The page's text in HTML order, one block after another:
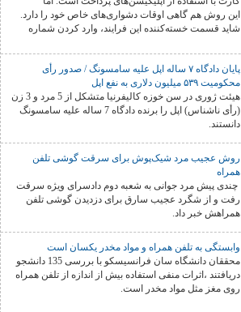
این روش هم گاهی اوقات دشواری‌های خاص خود را دارد.
شاید قسمت خسته‌کننده این فرایند، وارد کردن شماره
پایان دادگاه ۷ ساله اپل علیه سامسونگ / صدور رأی
محکومیت ۵۳۹ میلیون دلاری به نفع اپل
هیئت ژوری در سن خوزه کالیفرنیا متشکل از 5 مرد و 3 زن
(رأی ناشناس) اپل را برنده دادگاه 7 ساله علیه سامسونگ
دانستند.
روش عجیب مرد شیک‌پوش برای سرقت گوشی تلفن
همراه
چندی پیش مرد جوانی به شعبه دوم دادسرای ویژه سرقت
رفت و از شگرد عجیب سارق برای دزدیدن گوشی تلفن
همراهش خبر داد.
وابستگی به تلفن همراه و مواد مخدر یکسان است
محققان دانشگاه سان فرانسیسکو با بررسی 135 دانشجو
دریافتند ،اثرات منفی استفاده بیش از اندازه از تلفن همراه
روی مغز مثل مواد مخدر است.